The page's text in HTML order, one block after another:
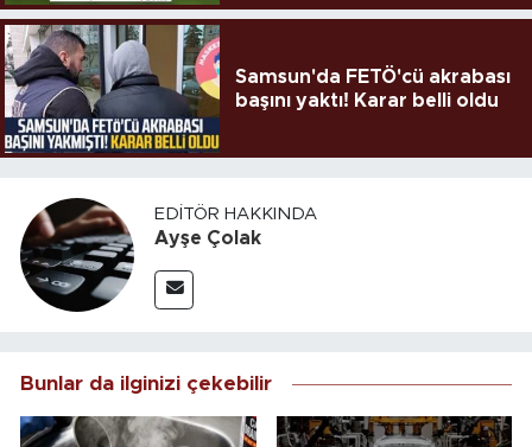
Samsun'da FETÖ'cü akrabası
başını yaktı! Karar belli oldu
EDITÖR HAKKINDA
Ayşe Çolak
Bunlar da ilginizi çekebilir